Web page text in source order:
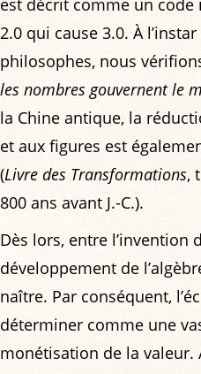
est décrit comme un
2.0 qui cause 3.0. À
philosophes, nous
les nombres gouvernent le
la Chine antique, la
et aux figures est
(Livre des Transformations,
800 ans avant J.-C.).
Dès lors, entre l’invention
développement de
naître. Par conséquent,
déterminer comme une
monétisation de la